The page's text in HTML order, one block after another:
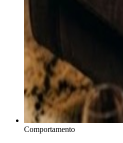
Comportamento